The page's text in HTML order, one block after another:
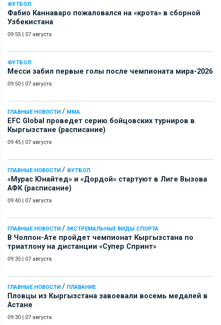
ФУТБОЛ
Фабио Каннаваро пожаловался на «крота» в сборной
Узбекистана
09:55 | 07 августа
ФУТБОЛ
Месси забил первые голы после чемпионата мира-2026
09:50 | 07 августа
ГЛАВНЫЕ НОВОСТИ / ММА
EFC Global проведет серию бойцовских турниров в
Кыргызстане (расписание)
09:45 | 07 августа
ГЛАВНЫЕ НОВОСТИ / ФУТБОЛ
«Мурас Юнайтед» и «Дордой» стартуют в Лиге Вызова
АФК (расписание)
09:40 | 07 августа
ГЛАВНЫЕ НОВОСТИ / ЭКСТРЕМАЛЬНЫЕ ВИДЫ СПОРТА
В Чолпон-Ате пройдет чемпионат Кыргызстана по
триатлону на дистанции «Супер Спринт»
09:35 | 07 августа
ГЛАВНЫЕ НОВОСТИ / ПЛАВАНИЕ
Пловцы из Кыргызстана завоевали восемь медалей в
Астане
09:30 | 07 августа